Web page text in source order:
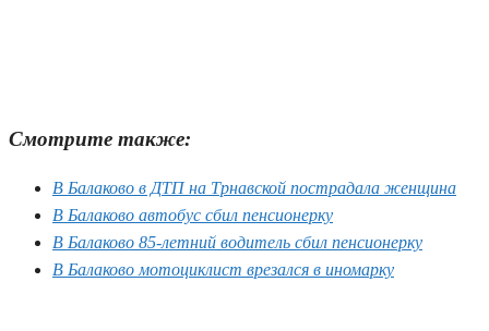
Смотрите также:
В Балаково в ДТП на Трнавской пострадала женщина
В Балаково автобус сбил пенсионерку
В Балаково 85-летний водитель сбил пенсионерку
В Балаково мотоциклист врезался в иномарку